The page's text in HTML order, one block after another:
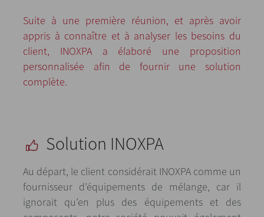
Suite à une première réunion, et après avoir
appris à connaître et à analyser les besoins du
client, INOXPA a élaboré une proposition
personnalisée afin de fournir une solution
complète.
Solution INOXPA
Au départ, le client considérait INOXPA comme un
fournisseur d’équipements de mélange, car il
ignorait qu’en plus des équipements et des